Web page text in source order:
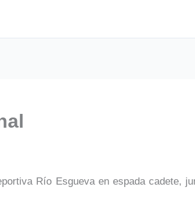
Río Esgueva en espada cadete,